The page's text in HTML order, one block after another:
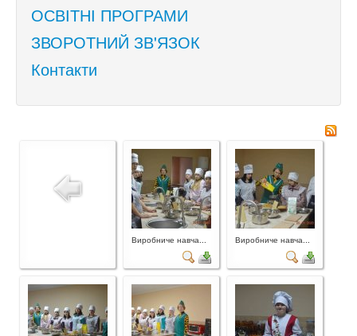
ОСВІТНІ ПРОГРАМИ
ЗВОРОТНИЙ ЗВ'ЯЗОК
Контакти
Виробниче навча... Виробниче навча...